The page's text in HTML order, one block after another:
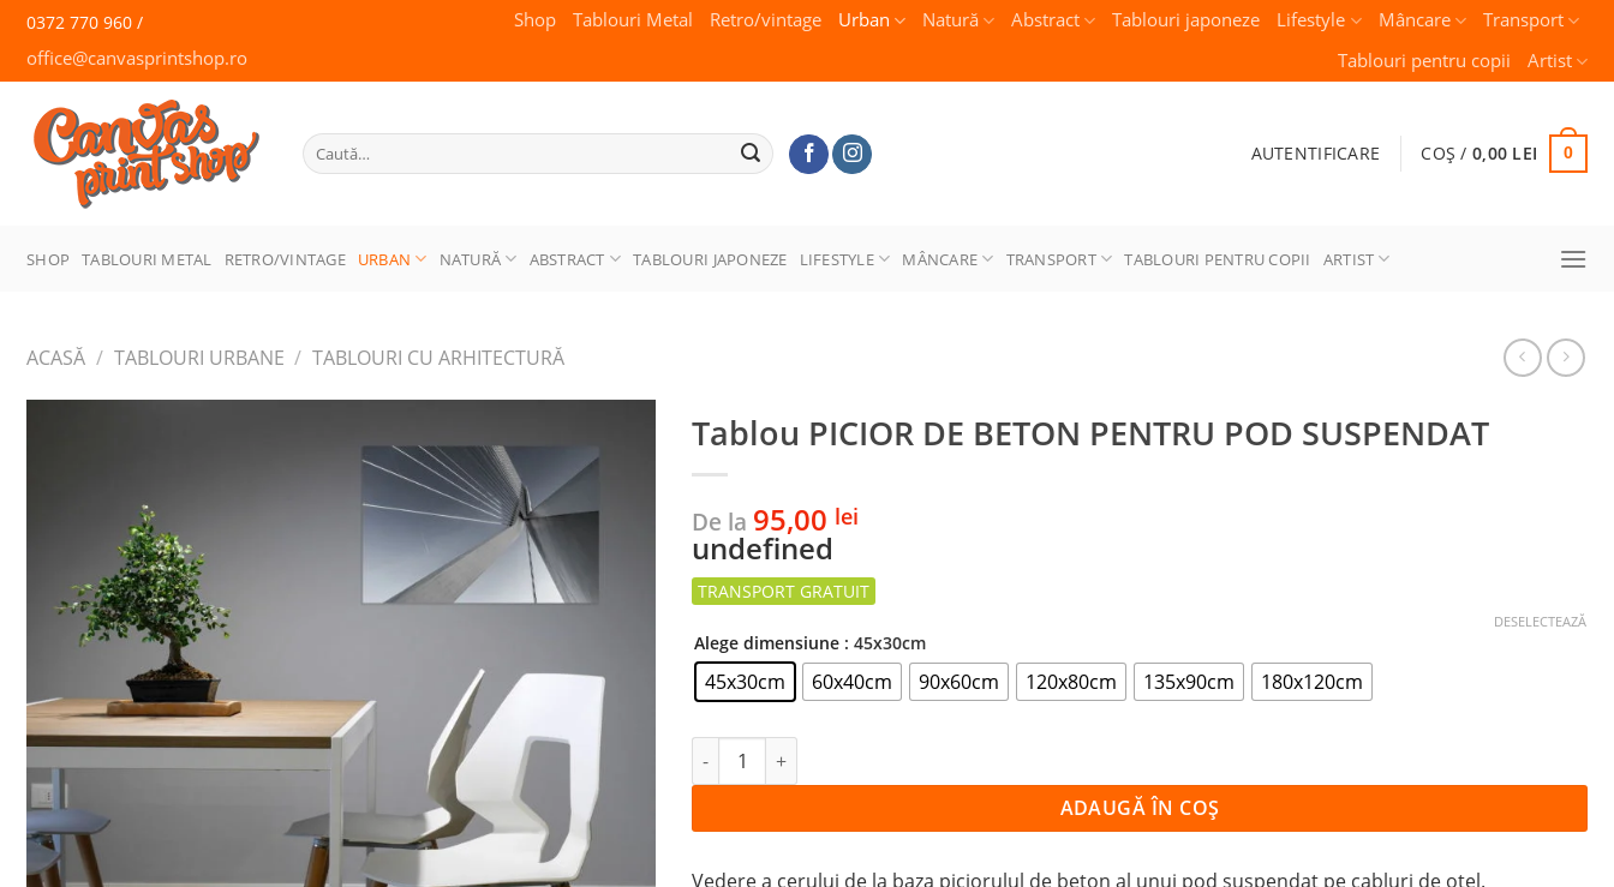
Skip
content
0372 770 960 /
office@canvasprintshop.ro
Shop Tablouri Metal Retro/vintage Urban Natură Abstract Tablouri japoneze Lifestyle Mâncare
Transport
Tablouri pentru copii
Artist
CANVAS
PRINT SHOP
Caută
după:
AUTENTIFICARE COȘ / 0,00 LEI 0
SHOP TABLOURI METAL RETRO/VINTAGE URBAN NATURĂ ABSTRACT TABLOURI JAPONEZE LIFESTYLE MÂNCARE TRANSPORT TABLOURI PENTRU COPII ARTIST
ACASĂ / TABLOURI URBANE / TABLOURI CU ARHITECTURĂ
Tablou PICIOR DE BETON PENTRU POD SUSPENDAT
De la 95,00 lei
undefined
Alege dimensiune : 45x30cm
45x30cm 60x40cm 90x60cm 120x80cm 135x90cm 180x120cm
DESELECTEAZĂ
Cantitate Tablou PICIOR DE BETON PENTRU POD SUSPENDAT
ADAUGĂ ÎN COȘ
Vedere a cerului de la baza piciorulul de beton al unui pod suspendat pe cabluri de oțel.